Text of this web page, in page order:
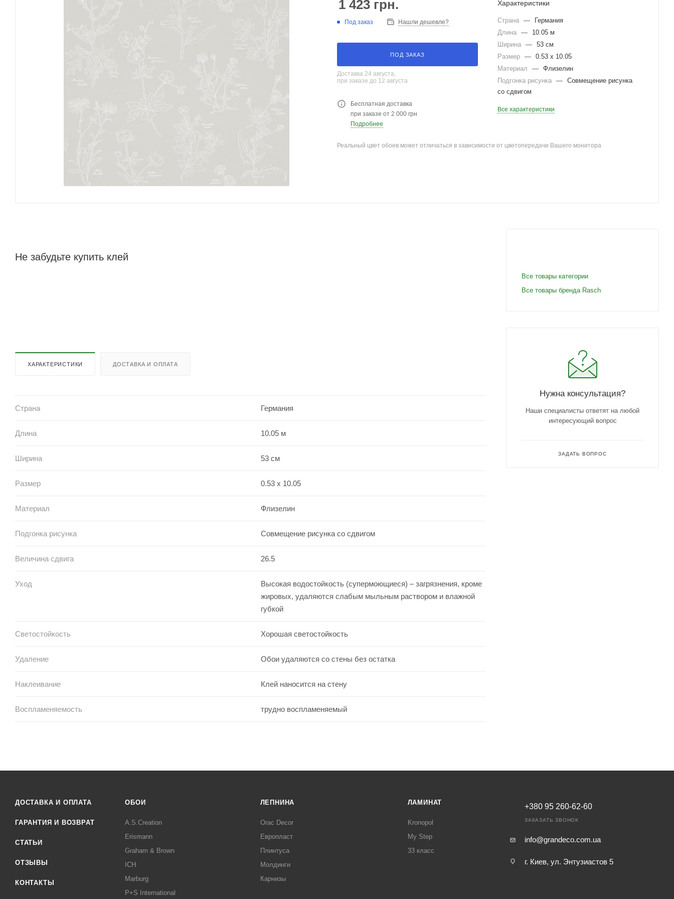
1 423 грн.
Под заказ Нашли дешевле?
ПОД ЗАКАЗ
Доставка 24 августа,
при заказе до 12 августа
Бесплатная доставка
при заказе от 2 000 грн
Подробнее
Характеристики
Страна —
Германия
Длина —
10.05 м
Ширина — 53 см
Размер — 0.53 x 10.05
Материал
— Флизелин
Подгонка рисунка — Совмещение рисунка
со сдвигом
Все характеристики
Реальный цвет обоев может отличаться в зависимости от цветопередачи Вашего монитора
Не забудьте купить клей
ХАРАКТЕРИСТИКИ ДОСТАВКА И ОПЛАТА
Страна Германия
Длина 10.05 м
Ширина 53 см
Размер 0.53 x 10.05
Материал Флизелин
Подгонка рисунка Совмещение рисунка со сдвигом
Величина сдвига 26.5
Уход
Высокая водостойкость (супермоющиеся) – загрязнения, кроме
жировых, удаляются слабым мыльным раствором и влажной
губкой
Светостойкость Хорошая светостойкость
Удаление Обои удаляются со стены без остатка
Наклеивание Клей наносится на стену
Воспламеняемость трудно воспламеняемый
Все товары категории
Все товары бренда Rasch
Нужна консультация?
Наши специалисты ответят на любой
интересующий вопрос
ЗАДАТЬ ВОПРОС
ДОСТАВКА И ОПЛАТА
ГАРАНТИЯ И ВОЗВРАТ
СТАТЬИ
ОТЗЫВЫ
КОНТАКТЫ
ОБОИ
A.S.Creation
Erismann
Graham & Brown
ICH
Marburg
P+S International
ЛЕПНИНА
Orac Decor
Европласт
Плинтуса
Молдинги
Карнизы
ЛАМИНАТ
Kronopol
My Step
33 класс
+380 95 260-62-60
ЗАКАЗАТЬ ЗВОНОК
info@grandeco.com.ua
г. Киев, ул. Энтузиастов 5